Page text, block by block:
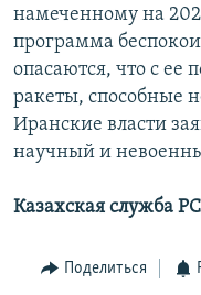
намеченному на
программа
опасаются, что с ее
ракеты, способные
Иранские власти
научный и
Казахская служба
Поделиться